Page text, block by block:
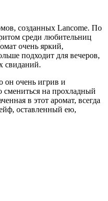
созданных Lancome. По
среди любительниц
очень яркий,
подходит для вечеров,
свиданий.
он очень игрив и
смениться на прохладный
в этот аромат, всегда
оставленный ею,